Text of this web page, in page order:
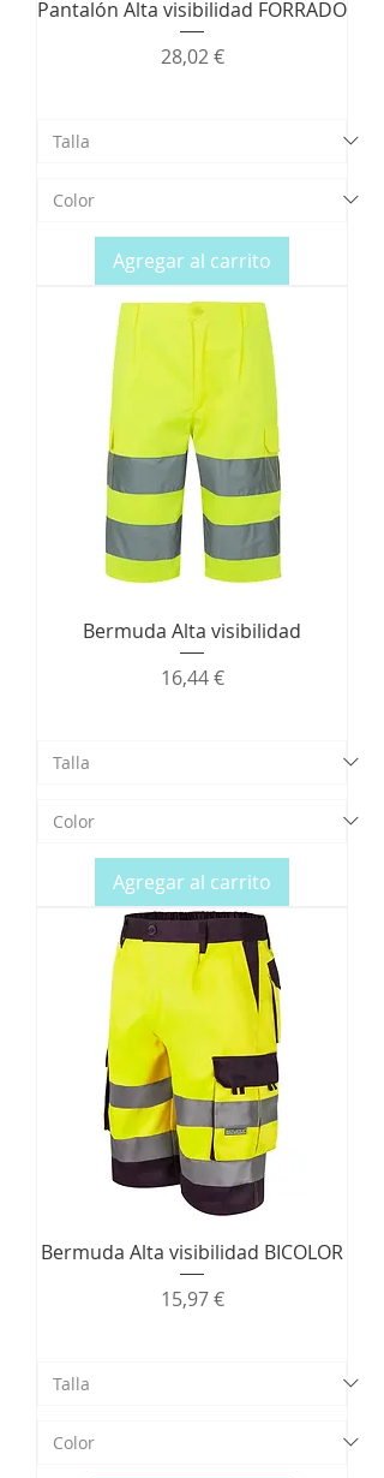
Pantalón Alta visibilidad FORRADO
Precio
28,02 €
Agregar al carrito
Bermuda Alta visibilidad
Precio
16,44 €
Agregar al carrito
Bermuda Alta visibilidad BICOLOR
Precio
15,97 €